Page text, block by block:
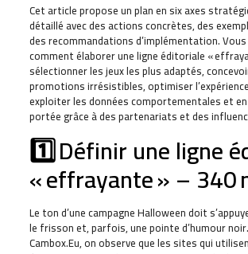
Cet article propose un plan en six axes
détaillé avec des actions concrètes, des
des recommandations d’implémentation.
comment élaborer une ligne éditoriale «
sélectionner les jeux les plus adaptés,
promotions irrésistibles, optimiser
exploiter les données comportementales et
portée grâce à des partenariats et des
1️⃣ Définir une ligne
« effrayante » – 340
Le ton d’une campagne Halloween doit
le frisson et, parfois, une pointe d’humour
Cambox.Eu, on observe que les sites qui